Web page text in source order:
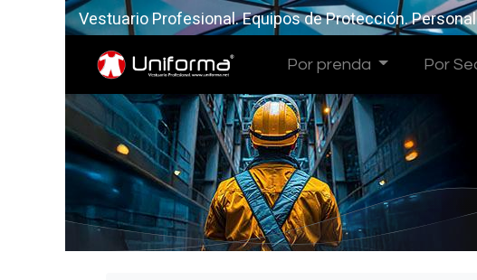
Vestuario Profesional. Equipos de Protección.
Por prenda Por